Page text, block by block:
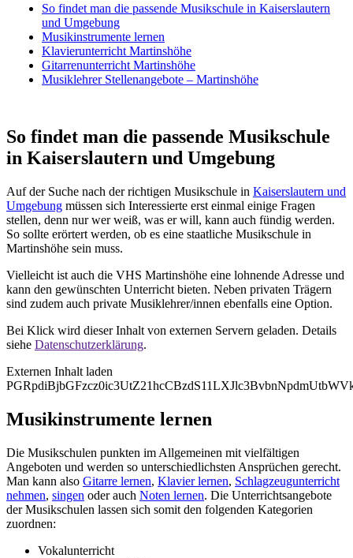
So findet man die passende Musikschule in Kaiserslautern
und Umgebung
Musikinstrumente lernen
Klavierunterricht Martinshöhe
Gitarrenunterricht Martinshöhe
Musiklehrer Stellenangebote – Martinshöhe
So findet man die passende Musikschule
in Kaiserslautern und Umgebung
Auf der Suche nach der richtigen Musikschule in Kaiserslautern und
Umgebung müssen sich Interessierte erst einmal einige Fragen
stellen, denn nur wer weiß, was er will, kann auch fündig werden.
So sollte erörtert werden, ob es eine staatliche Musikschule in
Martinshöhe sein muss.
Vielleicht ist auch die VHS Martinshöhe eine lohnende Adresse und
kann den gewünschten Unterricht bieten. Neben privaten Trägern
sind zudem auch private Musiklehrer/innen ebenfalls eine Option.
Bei Klick wird dieser Inhalt von externen Servern geladen. Details
siehe Datenschutzerklärung.
Externen Inhalt laden
Musikinstrumente lernen
Die Musikschulen punkten im Allgemeinen mit vielfältigen
Angeboten und werden so unterschiedlichsten Ansprüchen gerecht.
Man kann also Gitarre lernen, Klavier lernen, Schlagzeugunterricht
nehmen, singen oder auch Noten lernen. Die Unterrichtsangebote
der Musikschulen lassen sich somit den folgenden Kategorien
zuordnen:
Vokalunterricht